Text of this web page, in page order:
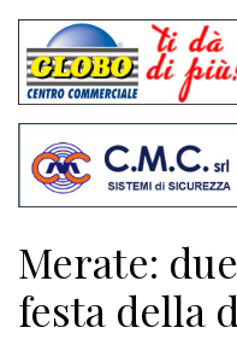
commenti
Contenuti
del
sito
Associazioni
Meteo
Merate:
festa della